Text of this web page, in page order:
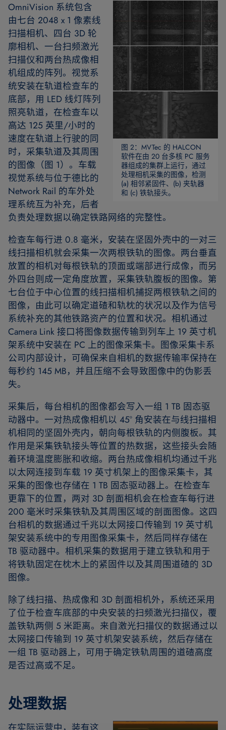
图 2：MVTec 的 HALCON
软件在由 20 台多核 PC 服务
器组成的集群上运行，通过
处理相机采集的图像，检测
(a) 相邻紧固件、(b) 夹轨器
和 (c) 铁轨接头。
OmniVision 系统包含
由七台 2048 x 1 像素线
扫描相机、四台 3D 轮
廓相机、一台扫频激光
扫描仪和两台热成像相
机组成的阵列。视觉系
统安装在轨道检查车的
底部，用 LED 线灯阵列
照亮轨道，在检查车以
高达 125 英里/小时的
速度在轨道上行驶的同
时，采集轨道及其周围
的图像（图 1）。车载
视觉系统与位于德比的
Network Rail 的车外处
理系统互为补充，后者
负责处理数据以确定铁路网络的完整性。
检查车每行进 0.8 毫米，安装在坚固外壳中的一对三
线扫描相机就会采集一次两根铁轨的图像。两台垂直
放置的相机对每根铁轨的顶面或端部进行成像，而另
外四台则成一定角度放置，采集铁轨腹板的图像。第
七台位于中心位置的线扫描相机捕捉两根铁轨之间的
图像，由此可以确定道碴和轨枕的状况以及作为信号
系统补充的其他铁路资产的位置和状况。相机通过
Camera Link 接口将图像数据传输到列车上 19 英寸机
架系统中安装在 PC 上的图像采集卡。图像采集卡系
公司内部设计，可确保来自相机的数据传输率保持在
每秒约 145 MB，并且压缩不会导致图像中的伪影丢
失。
采集后，每台相机的图像都会写入一组 1 TB 固态驱
动器中。一对热成像相机以 45° 角安装在与线扫描相
机相同的坚固外壳内，朝向每根铁轨的内侧腹板。其
作用是采集铁轨接头等位置的热数据，这些接头会随
着环境温度膨胀和收缩。两台热成像相机均通过千兆
以太网连接到车载 19 英寸机架上的图像采集卡，其
采集的图像也存储在 1 TB 固态驱动器上。在检查车
更靠下的位置，两对 3D 剖面相机会在检查车每行进
200 毫米时采集铁轨及其周围区域的剖面图像。这四
台相机的数据通过千兆以太网接口传输到 19 英寸机
架安装系统中的专用图像采集卡，然后同样存储在
TB 驱动器中。相机采集的数据用于建立铁轨和用于
将铁轨固定在枕木上的紧固件以及其周围道碴的 3D
图像。
除了线扫描、热成像和 3D 剖面相机外，系统还采用
了位于检查车底部的中央安装的扫频激光扫描仪，覆
盖铁轨两侧 5 米距离。来自激光扫描仪的数据通过以
太网接口传输到 19 英寸机架安装系统，然后存储在
一组 TB 驱动器上，可用于确定铁轨周围的道碴高度
是否过高或不足。
处理数据